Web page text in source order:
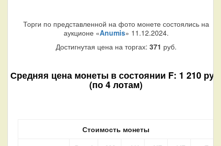
Торги по представленной на фото монете состоялись на
аукционе «Anumis» 11.12.2024.
Достигнутая цена на торгах: 371 руб.
Средняя цена монеты в состоянии F: 1 210
(по 4 лотам)
Стоимость монеты